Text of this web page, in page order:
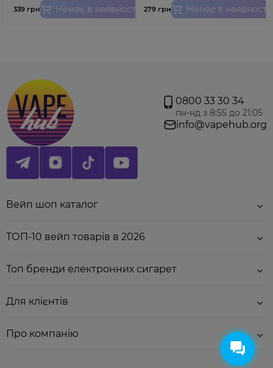
Основні характеристики:
Бренд:Smoant.
Об'єм:
Тип заповнення:верхнє.
Мундштук: Дрип-тип 510.
Сумісність:всі випаровувачі Pasito 2 / Knight.
Обдув: верхній.
339 грн Немає в наявності 279 грн Немає в наявності
0800 33 30 34
пн-нд з 8:55 до 21:05
info@vapehub.org
Вейп шоп каталог
ТОП-10 вейп товарів в 2026
Топ бренди електронних сигарет
Для клієнтів
Про компанію